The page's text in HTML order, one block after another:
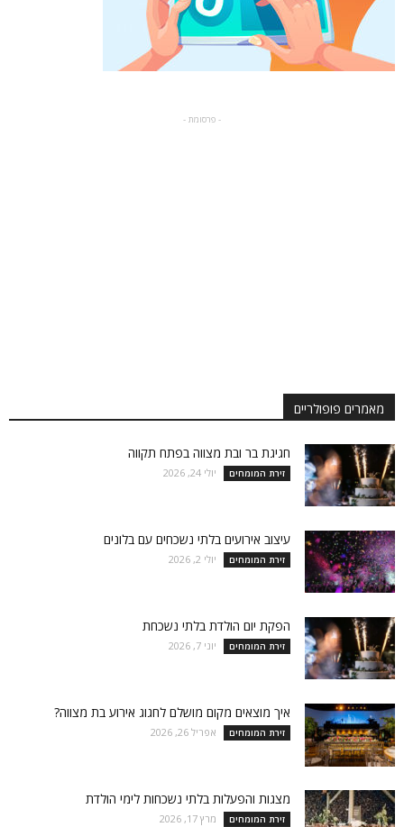
- פרסומת -
מאמרים פופולריים
חגיגת בר ובת מצווה בפתח תקווה
זירת המומחים יולי 24, 2026
עיצוב אירועים בלתי נשכחים עם בלונים
זירת המומחים יולי 2, 2026
הפקת יום הולדת בלתי נשכחת
זירת המומחים יוני 7, 2026
איך מוצאים מקום מושלם לחגוג אירוע בת מצווה?
זירת המומחים אפריל 26, 2026
מצגות והפעלות בלתי נשכחות לימי הולדת
זירת המומחים מרץ 17, 2026